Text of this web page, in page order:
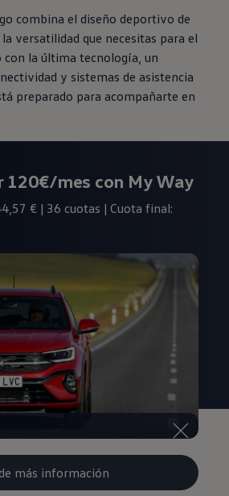
combina el diseño deportivo de
versatilidad que necesitas para el
con la última tecnología, un
y sistemas de asistencia
preparado para acompañarte en
más información
120€/mes con My Way
€ | 36 cuotas | Cuota final: